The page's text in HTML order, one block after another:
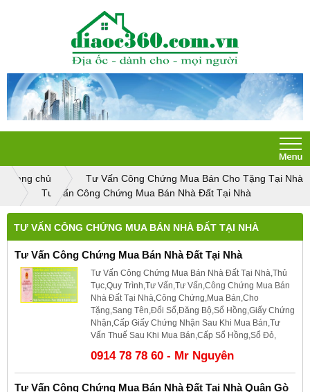
Trang chủ
Tư Vấn Công Chứng Mua Bán Cho Tặng Tại Nhà
Tư Vấn Công Chứng Mua Bán Nhà Đất Tại Nhà
TƯ VẤN CÔNG CHỨNG MUA BÁN NHÀ ĐẤT TẠI NHÀ
Tư Vấn Công Chứng Mua Bán Nhà Đất Tại Nhà
Tư Vấn Công Chứng Mua Bán Nhà Đất Tại Nhà,Thủ
Tục,Quy Trình,Tư Vấn,Tư Vấn,Công Chứng Mua Bán
Nhà Đất Tại Nhà,Công Chứng,Mua Bán,Cho
Tặng,Sang Tên,Đổi Sổ,Đăng Bộ,Sổ Hồng,Giấy Chứng
Nhận,Cấp Giấy Chứng Nhận Sau Khi Mua Bán,Tư
Vấn Thuế Sau Khi Mua Bán,Cấp Sổ Hồng,Sổ Đỏ,
0914 78 78 60 - Mr Nguyên
Tư Vấn Công Chứng Mua Bán Nhà Đất Tại Nhà Quận Gò